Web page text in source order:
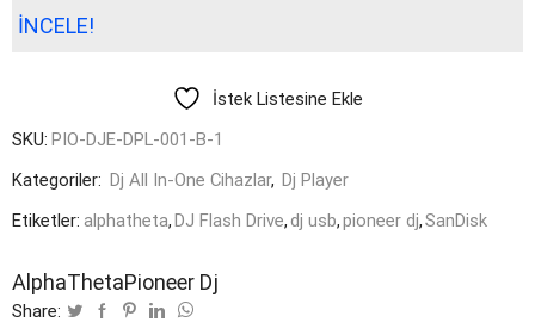
İNCELE!
İstek Listesine Ekle
SKU: PIO-DJE-DPL-001-B-1
Kategoriler: Dj All In-One Cihazlar, Dj Player
Etiketler: alphatheta, DJ Flash Drive,dj usb,pioneer dj,SanDisk
AlphaThetaPioneer Dj
Share: